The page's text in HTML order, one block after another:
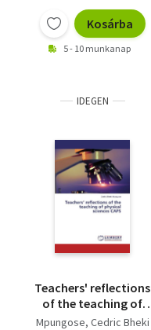
Kosárba
5 - 10 munkanap
IDEGEN
Teachers' reflections
of the teaching of
physical sciences CAPS
Mpungose, Cedric Bheki